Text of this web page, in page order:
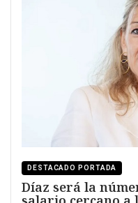
DESTACADO PORTADA
Díaz será la